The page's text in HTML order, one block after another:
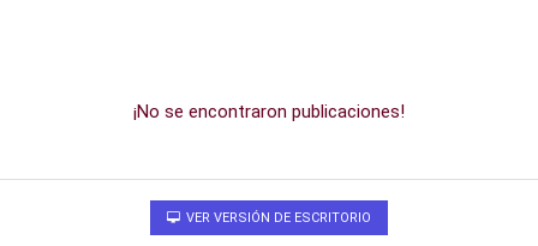
¡No se encontraron publicaciones!
VER VERSIÓN DE ESCRITORIO